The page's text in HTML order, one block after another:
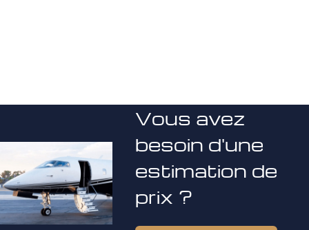
Vous avez
besoin d'une
estimation de
prix ?